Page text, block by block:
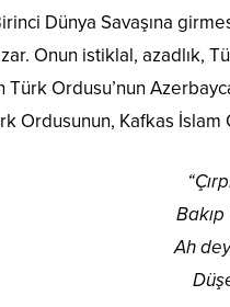
Dünya Savaşına
Onun istiklal, azadlık,
Türk Ordusu’nun
Ordusunun, Kafkas İslam
Bakıp
Ah